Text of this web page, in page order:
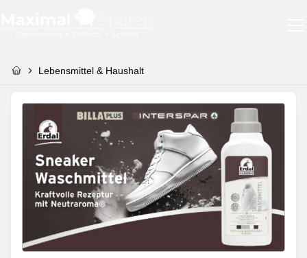
Lebensmittel & Haushalt